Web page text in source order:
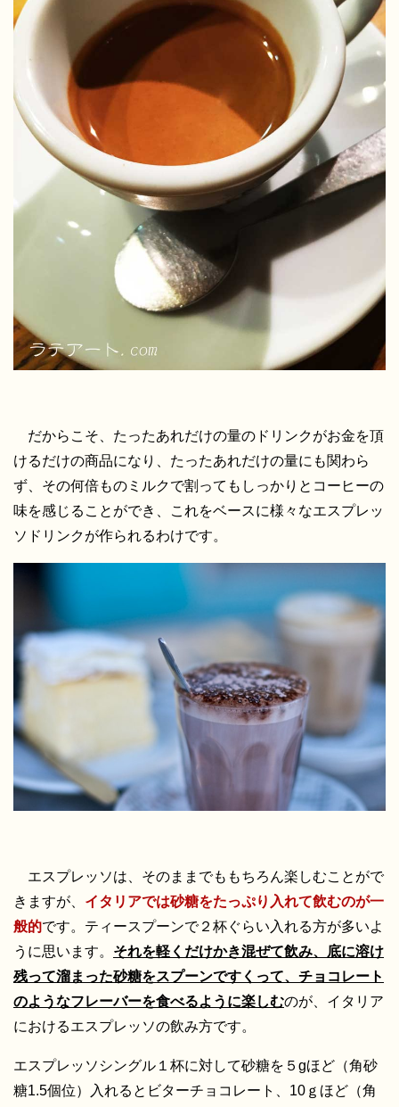
だからこそ、たったあれだけの量のドリンクがお金を頂
けるだけの商品になり、たったあれだけの量にも関わら
ず、その何倍ものミルクで割ってもしっかりとコーヒーの
味を感じることができ、これをベースに様々なエスプレッ
ソドリンクが作られるわけです。
エスプレッソは、そのままでももちろん楽しむことがで
きますが、 イタリアでは砂糖をたっぷり入れて飲むのが一
般的です。ティースプーンで２杯ぐらい入れる方が多いよ
うに思います。 それを軽くだけかき混ぜて飲み、底に溶け
残って溜まった砂糖をスプーンですくって、チョコレート
のようなフレーバーを食べるように楽しむのが、イタリア
におけるエスプレッソの飲み方です。
エスプレッソシングル１杯に対して砂糖を５gほど（角砂
糖1.5個位）入れるとビターチョコレート、10ｇほど（角